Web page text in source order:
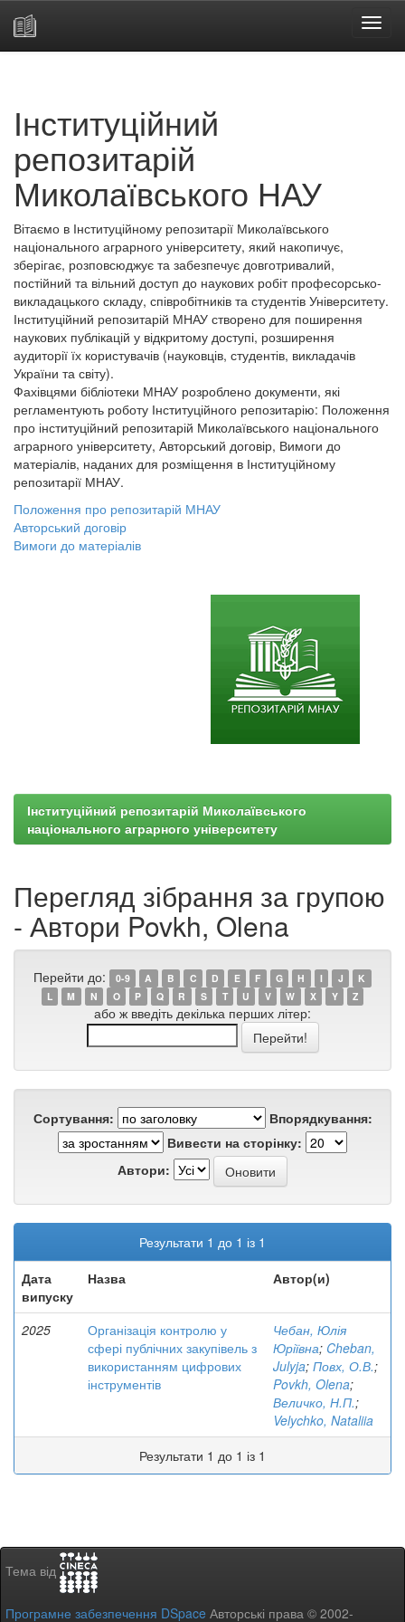
Інституційний
репозитарій
Миколаївського НАУ
Вітаємо в Інституційному репозитарії Миколаївського
національного аграрного університету, який накопичує,
зберігає, розповсюджує та забезпечує довготривалий,
постійний та вільний доступ до наукових робіт професорсько-
викладацького складу, співробітників та студентів Університету.
Інституційний репозитарій МНАУ створено для поширення
наукових публікацій у відкритому доступі, розширення
аудиторії їх користувачів (науковців, студентів, викладачів
України та світу).
Фахівцями бібліотеки МНАУ розроблено документи, які
регламентують роботу Інституційного репозитарію: Положення
про інституційний репозитарій Миколаївського національного
аграрного університету, Авторський договір, Вимоги до
матеріалів, наданих для розміщення в Інституційному
репозитарії МНАУ.
Положення про репозитарій МНАУ
Авторський договір
Вимоги до матеріалів
Інституційний репозитарій Миколаївського
національного аграрного університету
Перегляд зібрання за групою
- Автори Povkh, Olena
Перейти до: 0-9 A B C D E F G H I J
K
L
M N O P Q R S T U V W X Y Z
або ж введіть декілька перших літер:
Сортування:
Впорядкування:
Вивести на сторінку:
Автори:
Результати 1 до 1 із 1
Дата
випуску
Назва Автор(и)
2025
Організація контролю у
сфері публічних закупівель з
використанням цифрових
інструментів
Чебан, Юлія
Юріївна; Cheban,
Julyja; Повх, О.В.;
Povkh, Olena;
Величко, Н.П.;
Velychko, Nataliia
Результати 1 до 1 із 1
Тема від
Програмне забезпечення DSpace Авторські права © 2002-